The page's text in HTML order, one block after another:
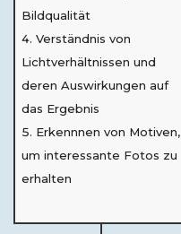
Bildqualität
Verständnis von
Lichtverhältnissen und
deren Auswirkungen auf
das Ergebnis
Erkennnen von Motiven,
um interessante Fotos zu
erhalten